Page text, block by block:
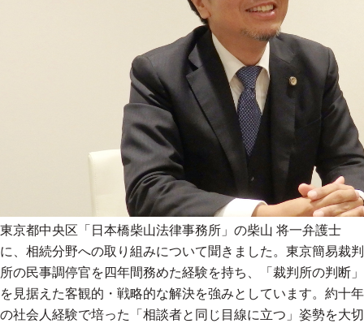
東京都中央区「日本橋柴山法律事務所」の柴山 将一弁護士
に、相続分野への取り組みについて聞きました。東京簡易裁判
所の民事調停官を四年間務めた経験を持ち、「裁判所の判断」
を見据えた客観的・戦略的な解決を強みとしています。約十年
の社会人経験で培った「相談者と同じ目線に立つ」姿勢を大切